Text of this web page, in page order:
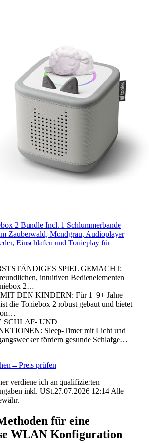
2 Bundle Incl. 1 Schlummerbande
Zauberwald, Mondgrau, Audioplayer
Einschlafen und Tonieplay für
SPIEL GEMACHT:
intuitiven Bedienelementen
2…
DEN KINDERN: Für 1–9+ Jahre
die Toniebox 2 robust gebaut und bietet
SCHLAF- UND
Sleep-Timer mit Licht und
fördern gesunde Schlafge…
→Preis prüfen
verdiene ich an qualifizierten
inkl. USt.27.07.2026 12:14 Alle
für eine
WLAN Konfiguration